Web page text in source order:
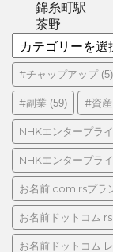
錦糸町駅
茶野
テ
ゴ
リ
ー
#チャップアップ(5)
#副業 (59) #資産
NHKエンタープラ
NHKエンタープラ
お名前.com rsプラ
お名前ドットコム
お名前ドットコム